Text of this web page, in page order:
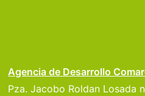
Agencia de Desarrollo
Pza. Jacobo Roldan Losada